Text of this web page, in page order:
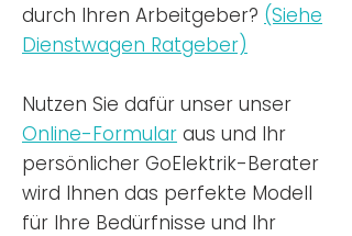
durch Ihren Arbeitgeber? (Siehe
Dienstwagen Ratgeber)
Nutzen Sie dafür unser unser
Online-Formular aus und Ihr
persönlicher GoElektrik-Berater
wird Ihnen das perfekte Modell
für Ihre Bedürfnisse und Ihr